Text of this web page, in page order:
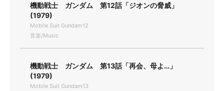
機動戦士 ガンダム 第12話「ジオンの脅威」
(1979)
Mobile Suit Gundam12
音楽/Music
機動戦士 ガンダム 第13話「再会、母よ…」
(1979)
Mobile Suit Gundam13